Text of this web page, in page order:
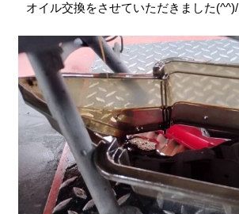
オイル交換をさせていただきました(^^)/